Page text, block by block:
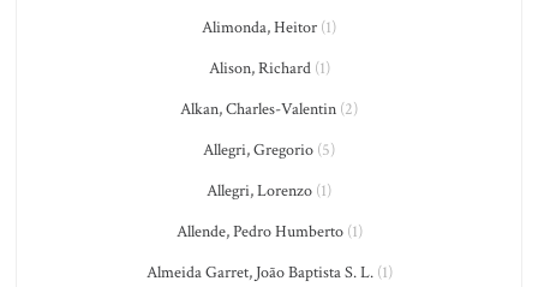
Alimonda, Heitor (1)
Alison, Richard(1)
Alkan, Charles-Valentin (2)
Allegri, Gregorio (5)
Allegri, Lorenzo (1)
Allende, Pedro Humberto(1)
Almeida Garret, João Baptista S. L.(1)